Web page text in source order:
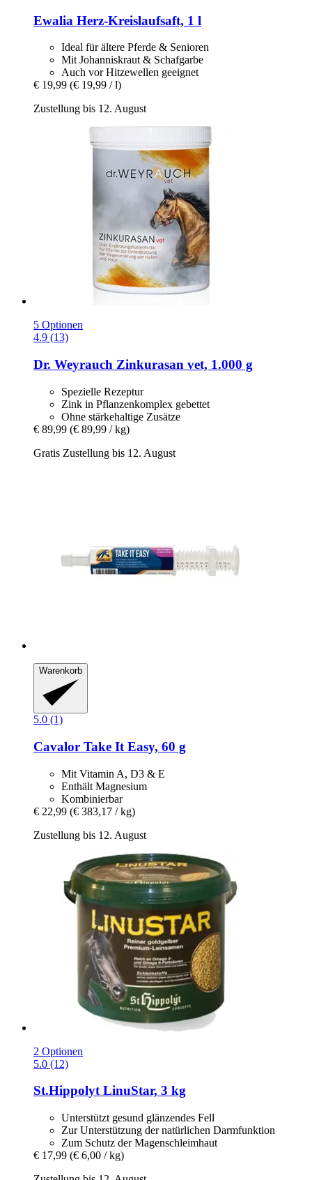
Ewalia Herz-​Kreislaufsaft, 1 l
Ideal für ältere Pferde & Senioren
Mit Johanniskraut & Schafgarbe
Auch vor Hitzewellen geeignet
€ 19,99 (€ 19,99 / l)
Zustellung bis 12. August
5 Optionen
4.9 (13)
Dr. Weyrauch Zinkurasan vet, 1.000 g
Spezielle Rezeptur
Zink in Pflanzenkomplex gebettet
Ohne stärkehaltige Zusätze
€ 89,99 (€ 89,99 / kg)
Gratis Zustellung bis 12. August
Warenkorb
5.0 (1)
Cavalor Take It Easy, 60 g
Mit Vitamin A, D3 & E
Enthält Magnesium
Kombinierbar
€ 22,99 (€ 383,17 / kg)
Zustellung bis 12. August
2 Optionen
5.0 (12)
St.HippolytLinuStar, 3 kg
Unterstützt gesund glänzendes Fell
Zur Unterstützung der natürlichen Darmfunktion
Zum Schutz der Magenschleimhaut
€ 17,99 (€ 6,00 / kg)